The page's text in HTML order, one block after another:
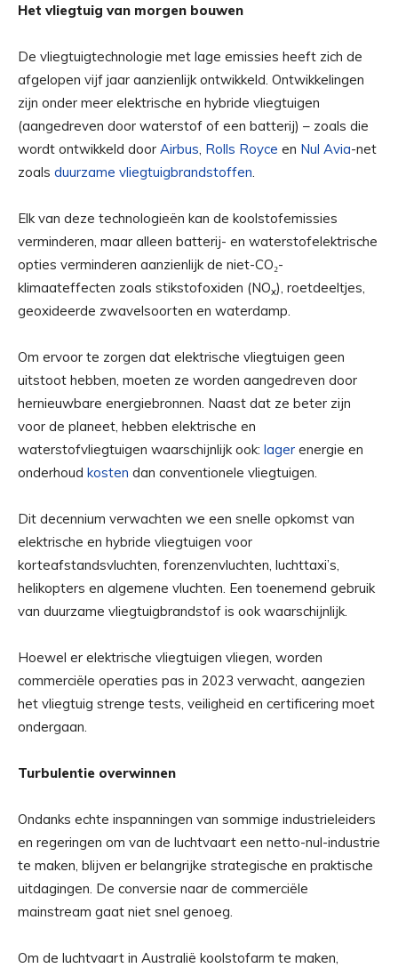
Het vliegtuig van morgen bouwen
De vliegtuigtechnologie met lage emissies heeft zich de
afgelopen vijf jaar aanzienlijk ontwikkeld. Ontwikkelingen
zijn onder meer elektrische en hybride vliegtuigen
(aangedreven door waterstof of een batterij) – zoals die
wordt ontwikkeld door Airbus, Rolls Royce en Nul Avia-net
zoals duurzame vliegtuigbrandstoffen.
Elk van deze technologieën kan de koolstofemissies
verminderen, maar alleen batterij- en waterstofelektrische
opties verminderen aanzienlijk de niet-CO₂-
klimaateffecten zoals stikstofoxiden (NOx), roetdeeltjes,
geoxideerde zwavelsoorten en waterdamp.
Om ervoor te zorgen dat elektrische vliegtuigen geen
uitstoot hebben, moeten ze worden aangedreven door
hernieuwbare energiebronnen. Naast dat ze beter zijn
voor de planeet, hebben elektrische en
waterstofvliegtuigen waarschijnlijk ook: lager energie en
onderhoud kosten dan conventionele vliegtuigen.
Dit decennium verwachten we een snelle opkomst van
elektrische en hybride vliegtuigen voor
korteafstandsvluchten, forenzenvluchten, luchttaxi’s,
helikopters en algemene vluchten. Een toenemend gebruik
van duurzame vliegtuigbrandstof is ook waarschijnlijk.
Hoewel er elektrische vliegtuigen vliegen, worden
commerciële operaties pas in 2023 verwacht, aangezien
het vliegtuig strenge tests, veiligheid en certificering moet
ondergaan.
Turbulentie overwinnen
Ondanks echte inspanningen van sommige industrieleiders
en regeringen om van de luchtvaart een netto-nul-industrie
te maken, blijven er belangrijke strategische en praktische
uitdagingen. De conversie naar de commerciële
mainstream gaat niet snel genoeg.
Om de luchtvaart in Australië koolstofarm te maken,